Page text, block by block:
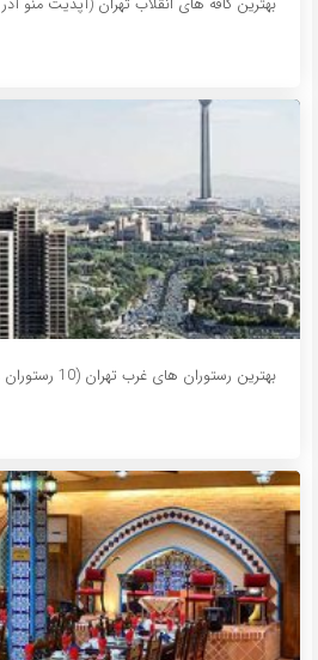
بهترین کافه های انقلاب تهران (آپدیت منو آذر 1404)
بهترین رستوران های غرب تهران (10 رستوران عالی)